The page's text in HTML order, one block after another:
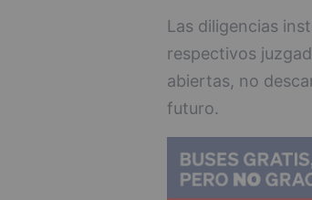
Las diligencias
respectivos
abiertas, no
futuro.